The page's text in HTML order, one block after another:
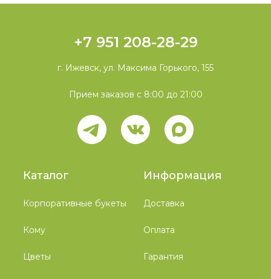
Каталог
Корпоративные букеты
Кому
Цветы
Информация
Доставка
Оплата
Гарантия
+7 951 208-28-29
г. Ижевск, ул. Максима Горького, 155
Прием заказов с 8:00 до 21:00